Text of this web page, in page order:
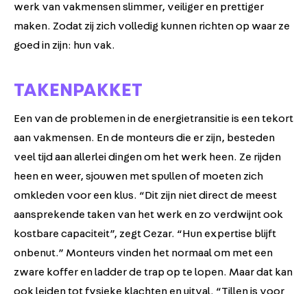
werk van vakmensen slimmer, veiliger en prettiger
maken. Zodat zij zich volledig kunnen richten op waar ze
goed in zijn: hun vak.
TAKENPAKKET
Een van de problemen in de energietransitie is een tekort
aan vakmensen. En de monteurs die er zijn, besteden
veel tijd aan allerlei dingen om het werk heen. Ze rijden
heen en weer, sjouwen met spullen of moeten zich
omkleden voor een klus. “Dit zijn niet direct de meest
aansprekende taken van het werk en zo verdwijnt ook
kostbare capaciteit”, zegt Cezar. “Hun expertise blijft
onbenut.” Monteurs vinden het normaal om met een
zware koffer en ladder de trap op te lopen. Maar dat kan
ook leiden tot fysieke klachten en uitval. “Tillen is voor